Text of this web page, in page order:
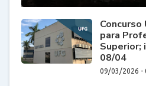
Concurso
para
Superior;
08/04
09/03/2026 -